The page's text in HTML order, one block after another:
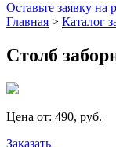
Оставьте заявку
Главная > Каталог
Столб
Цена от: 490, руб.
Заказать